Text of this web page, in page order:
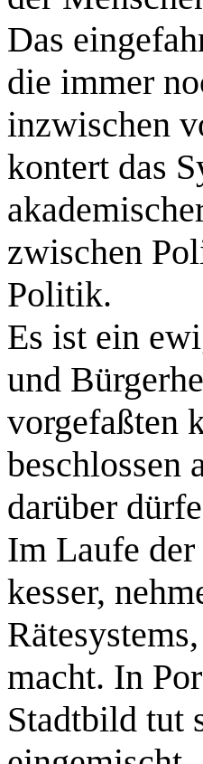
Das
die immer
inzwischen
kontert das
zwischen
Politik.
Es ist ein
und
vorgefaßten
beschlossen
darüber
Im Laufe
kesser,
macht. In
Stadtbild tut